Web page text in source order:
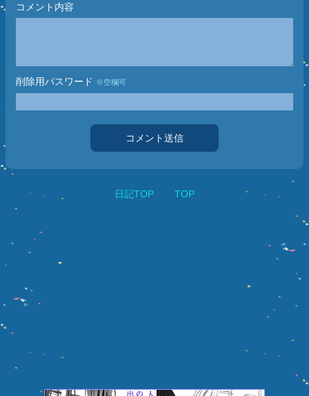
コメント内容
削除用パスワード ※空欄可
コメント送信
日記TOP TOP